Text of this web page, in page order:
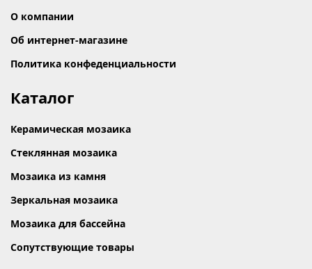
О компании
Об интернет-магазине
Политика конфеденциальности
Каталог
Керамическая мозаика
Стеклянная мозаика
Мозаика из камня
Зеркальная мозаика
Мозаика для бассейна
Сопутствующие товары